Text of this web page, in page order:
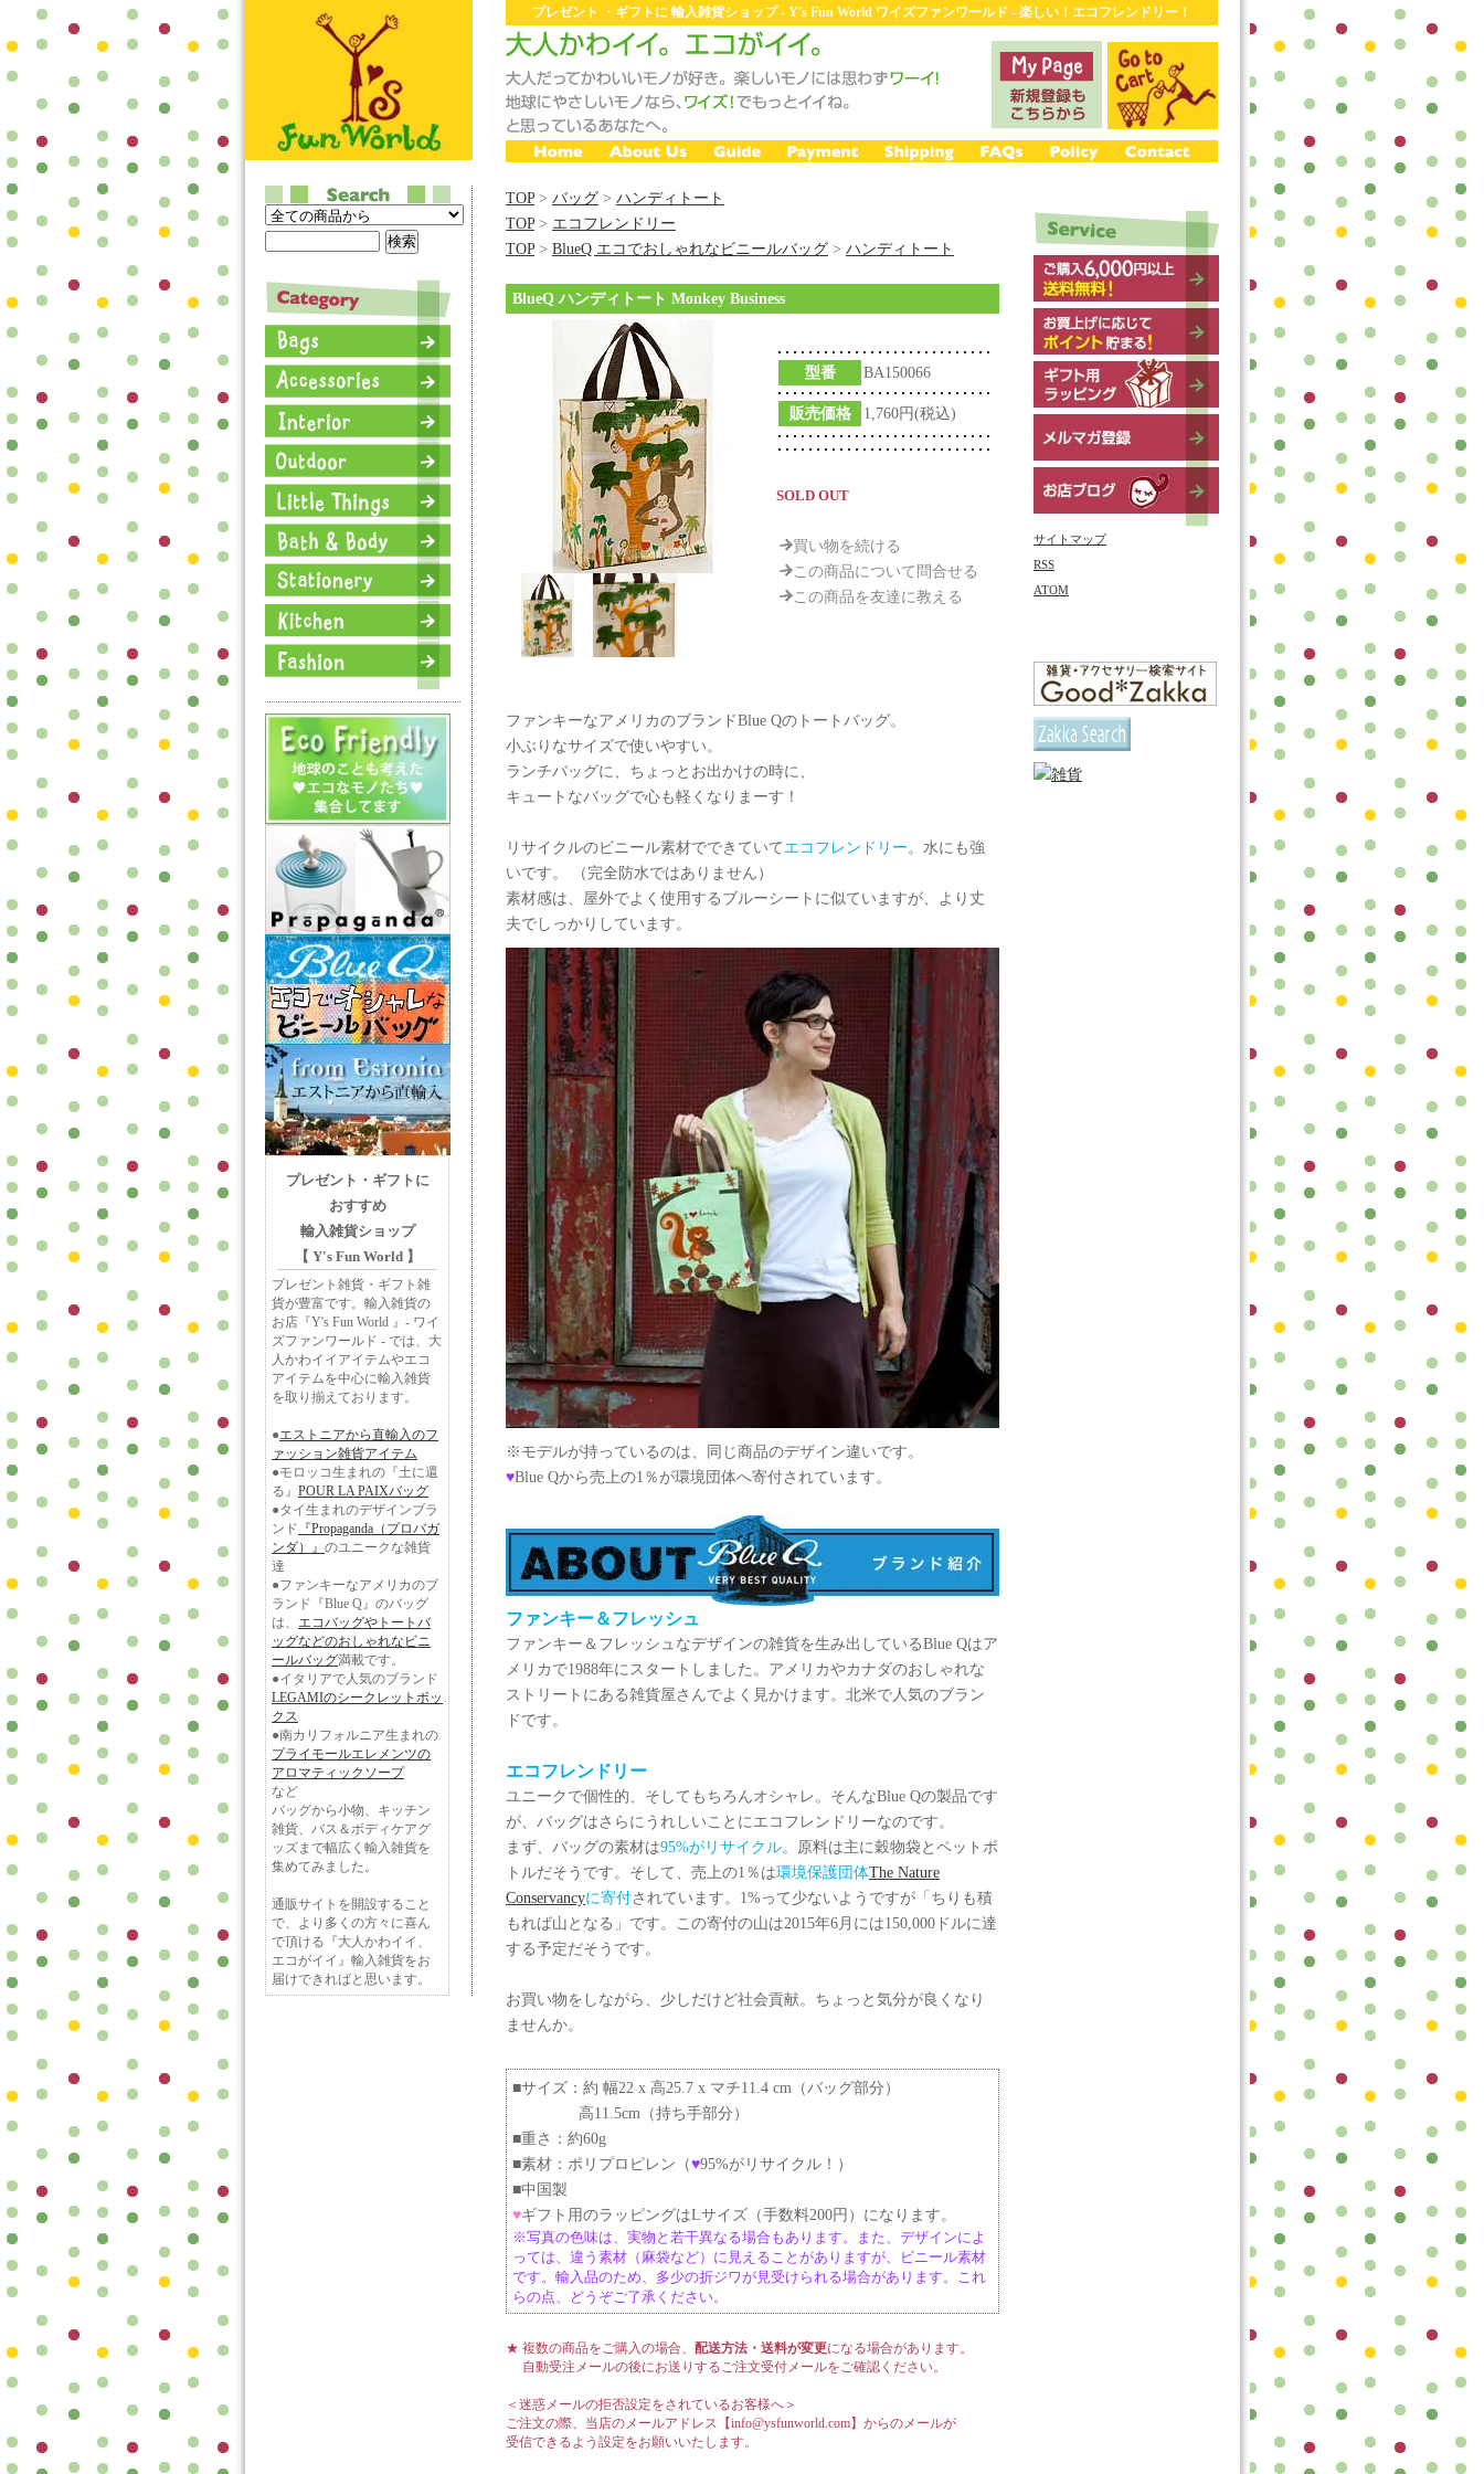
プレゼント ・ギフトに 輸入雑貨ショップ - Y's Fun World ワイズファンワールド - 楽しい！エコフレンドリー！
TOP> バッグ > ハンディトート
TOP > エコフレンドリー
TOP > BlueQ エコでおしゃれなビニールバッグ > ハンディトート
BlueQ ハンディトート Monkey Business
型番 BA150066
販売価格 1,760円(税込)
SOLD OUT
買い物を続ける
この商品について問合せる
この商品を友達に教える
ファンキーなアメリカのブランドBlue Qのトートバッグ。
小ぶりなサイズで使いやすい。
ランチバッグに、ちょっとお出かけの時に、
キュートなバッグで心も軽くなりまーす！
リサイクルのビニール素材でできていてエコフレンドリー。水にも強
いです。 （完全防水ではありません）
素材感は、屋外でよく使用するブルーシートに似ていますが、より丈
夫でしっかりしています。
※モデルが持っているのは、同じ商品のデザイン違いです。
♥Blue Qから売上の1％が環境団体へ寄付されています。
ファンキー＆フレッシュ
ファンキー＆フレッシュなデザインの雑貨を生み出しているBlue Qはア
メリカで1988年にスタートしました。アメリカやカナダのおしゃれな
ストリートにある雑貨屋さんでよく見かけます。北米で人気のブラン
ドです。
エコフレンドリー
ユニークで個性的、そしてもちろんオシャレ。そんなBlue Qの製品です
が、バッグはさらにうれしいことにエコフレンドリーなのです。
まず、バッグの素材は95%がリサイクル。原料は主に穀物袋とペットボ
トルだそうです。そして、売上の1％は環境保護団体The Nature
Conservancyに寄付されています。1%って少ないようですが「ちりも積
もれば山となる」です。この寄付の山は2015年6月には150,000ドルに達
する予定だそうです。
お買い物をしながら、少しだけど社会貢献。ちょっと気分が良くなり
ませんか。
■サイズ：約 幅22 x 高25.7 x マチ11.4 cm（バッグ部分）
高11.5cm（持ち手部分）
■重さ：約60g
■素材：ポリプロピレン（♥95%がリサイクル！）
■中国製
♥ギフト用のラッピングはLサイズ（手数料200円）になります。
※写真の色味は、実物と若干異なる場合もあります。また、デザインによ
っては、違う素材（麻袋など）に見えることがありますが、ビニール素材
です。輸入品のため、多少の折ジワが見受けられる場合があります。これ
らの点、どうぞご了承ください。
★ 複数の商品をご購入の場合、 配送方法・送料が変更になる場合があります。
自動受注メールの後にお送りするご注文受付メールをご確認ください。
＜迷惑メールの拒否設定をされているお客様へ＞
ご注文の際、当店のメールアドレス【info@ysfunworld.com】からのメールが
受信できるよう設定をお願いいたします。
プレゼント・ギフトに
おすすめ
輸入雑貨ショップ
【 Y's Fun World 】
プレゼント雑貨・ギフト雑
貨が豊富です。輸入雑貨の
お店『Y's Fun World 』- ワイ
ズファンワールド - では、大
人かわイイアイテムやエコ
アイテムを中心に輸入雑貨
を取り揃えております。
●エストニアから直輸入のフ
ァッション雑貨アイテム
●モロッコ生まれの『土に還
る』 POUR LA PAIXバッグ
●タイ生まれのデザインブラ
ンド 『Propaganda（プロバガ
ンダ）』 のユニークな雑貨
達
●ファンキーなアメリカのブ
ランド『Blue Q』のバッグ
は、 エコバッグやトートバ
ッグなどのおしゃれなビニ
ールバッグ満載です。
●イタリアで人気のブランド
LEGAMIのシークレットボッ
クス
●南カリフォルニア生まれの
プライモールエレメンツの
アロマティックソープ
など
バッグから小物、キッチン
雑貨、バス＆ボディケアグ
ッズまで幅広く輸入雑貨を
集めてみました。
通販サイトを開設すること
で、より多くの方々に喜ん
で頂ける『大人かわイイ、
エコがイイ』輸入雑貨をお
届けできればと思います。
サイトマップ
RSS
ATOM